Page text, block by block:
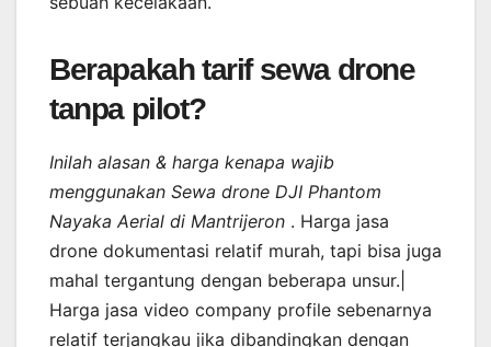
Berapakah tarif sewa drone
tanpa pilot?
Inilah alasan & harga kenapa wajib
menggunakan Sewa drone DJI Phantom
Nayaka Aerial di Mantrijeron . Harga jasa
drone dokumentasi relatif murah, tapi bisa juga
mahal tergantung dengan beberapa unsur.|
Harga jasa video company profile sebenarnya
relatif terjangkau jika dibandingkan dengan